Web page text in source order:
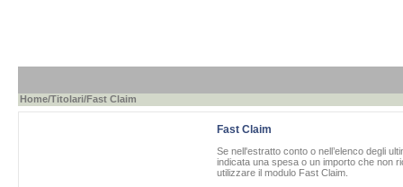
Home/Titolari/Fast Claim
Fast Claim
Se nell'estratto conto o nell’elenco degli
indicata una spesa o un importo che non
utilizzare il modulo Fast Claim.